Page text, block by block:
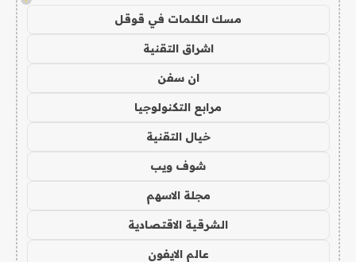
مسك الكلمات في قوقل
اشراق التقنية
ان سفن
مرابع التكنولوجيا
خيال التقنية
شوف ويب
مجلة الاسهم
الشرقية الاقتصادية
عالم الايفون